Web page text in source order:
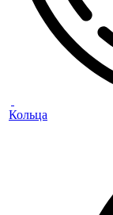
Кольца